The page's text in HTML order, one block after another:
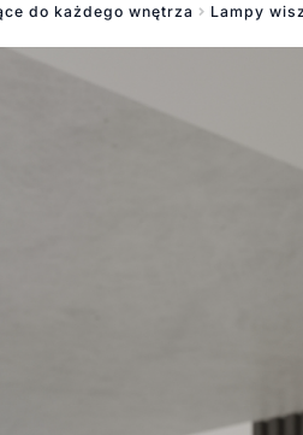
do każdego wnętrza Lampy